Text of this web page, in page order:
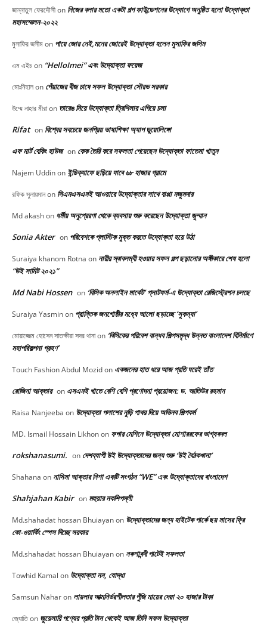
জান্নাতুল ফেরদৌসীon নিজের বলার মতো একটা গল্প ফাউন্ডেশনের উদ্যোগে অনুষ্ঠিত হলো উদ্যোক্তা
মহাসম্মেলন-২০২২
মুসাফির জসীমon পায়ে জোর নেই,মনের জোরেই উদ্যোক্তা হলেন মুসাফির জসিম
এম এইচon “HelloImei” এবং উদ্যোক্তা ফয়েজ
মোঃনিহালon পেঁয়াজের বীজ চাষে সফল উদ্যোক্তা সৌরভ সরকার
উম্মে নাহার মীরাon তারেঙ নিয়ে উদ্যোক্তা ত্রিশিলার এগিয়ে চলা
Rifat on বিশ্বের সবচেয়ে জনপ্রিয় ভাষাশিক্ষা অ্যাপ ডুয়োলিঙ্গো
এফ মার্ট বেকিং হাউজ on কেক তৈরি করে সফলতা পেয়েছেন উদ্যোক্তা ফাতেমা খাতুন
Najem Uddinon ইন্ডিক্যাফে ছড়িয়ে যাবে ৬৮ হাজার গ্রামে
রফিক সুলায়মানon সিএমএসএমই আওয়ারে উদ্যোক্তার সাথে বাপ্পা মজুমদার
Md akashon ধর্মীয় অনুপ্রেরণা থেকে ব্যবসায় শুরু করেছেন উদ্যোক্তা জুম্মান
Sonia Akter on পরিবেশকে প্লাস্টিক মুক্ত করতে উদ্যোক্তা হয়ে উঠা
Suraiya khanom Rotna on নারীর স্বাবলম্বী হওয়ার সফল গল্প ছড়ানোর অঙ্গীকারে শেষ হলো
“উই সামিট ২০২১”
Md Nabi Hossen on ‘বিসিক অনলাইন মার্কেট’ প্লাটফর্ম-এ উদ্যোক্তা রেজিস্ট্রেশন চলছে
Suraiya Yasminon প্রান্তিক জনগোষ্ঠীর মধ্যে আলো ছড়াচ্ছে ‘সুকন্যা’
মোয়াজ্জেম হোসেন সাতক্ষীরা সদর থানাon ‘বিসিকের পরিবেশ বান্ধব শিল্পসমৃদ্ধ উন্নত বাংলাদেশ বিনির্মাণে
মহাপরিকল্পনা গ্রহণ’
Touch Fashion Abdul Mozidon একজনের হাত ধরে আজ প্রতি ঘরেই তাঁত
রোজিনা আক্তার on এসএমই খাতে বেশি বেশি প্রণোদনা প্রয়োজন: ড. আতিউর রহমান
Raisa Nanjeeba on উদ্যোক্তা পলাশের নুড়ি পাথর দিয়ে অভিনব শিল্পকর্ম
MD. Ismail Hossain Likhonon ফগার মেশিনে উদ্যোক্তা মোশাররফের ভাগ্যবদল
rokshanasumi. on দেশব্যাপী উই উদ্যোক্তাদের জন্য শুরু ‘উই বৈঠকখানা’
Shahana on নাসিমা আক্তার নিশা একটি সংগঠন “WE” এবং উদ্যোক্তাদের বাংলাদেশ
Shahjahan Kabir on মহুয়ার নকশিপল্লী
Md.shahadat hossan Bhuiayanon উদ্যোক্তাদের জন্য হাইটেক পার্কে ছয় মাসের ফ্রি
কো-ওয়ার্কিং স্পেস দিচ্ছে সরকার
Md.shahadat hossan Bhuiayanon নকশাবন্দী পাটেই সফলতা
Towhid Kamal on উদ্যোক্তা নন, যোদ্ধা
Samsun Naharon লায়লার আত্মনির্ভরশীলতার পুঁজি মায়ের দেয়া ২০ হাজার টাকা
জ্যোতিon জুয়েলারি পণ্যের প্রতি টান থেকেই আজ তিনি সফল উদ্যোক্তা